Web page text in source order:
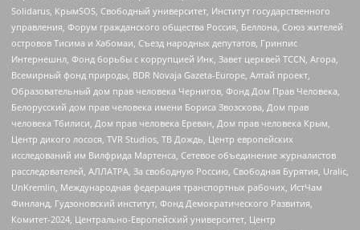
Solidarus, КрымSOS, Свободный университет, Институт государственного
управления, Форум гражданского общества Россия, Беллона, Союз жителей
островов Тисима и Хабомаи, Съезд народных депутатов, Гринпис
Интернешнл, Фонд борьбы с коррупцией Инк, Завет церквей TCCN, Агора,
Всемирный фонд природы, BDR Novaja Gazeta-Europe, Алтай проект,
Образовательный дом прав человека Чернигов, Фонд Дом Прав Человека,
Белорусский дом прав человека имени Бориса Звозскова, Дом прав
человека Тбилиси, Дом прав человека Ереван, Дом прав человека Крым,
Центр дикого лосося, TVR Studios, ТВ Дождь, Центр европейских
исследований им Вилфрида Мартенса, Сетевое объединение журналистов
расследователей, АЛЛАТРА, За свободную Россию, Свободная Бурятия, Uralic,
UnKremlin, Международная федерация транспортных рабочих, ИстЧам
Финланд, Гудзоновский институт, Фонд Демократического Развития,
Комитет-2024, Центрально-Европейский университет, Центр